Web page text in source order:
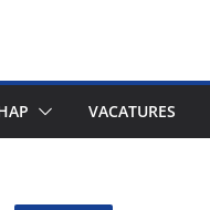
VACATURES